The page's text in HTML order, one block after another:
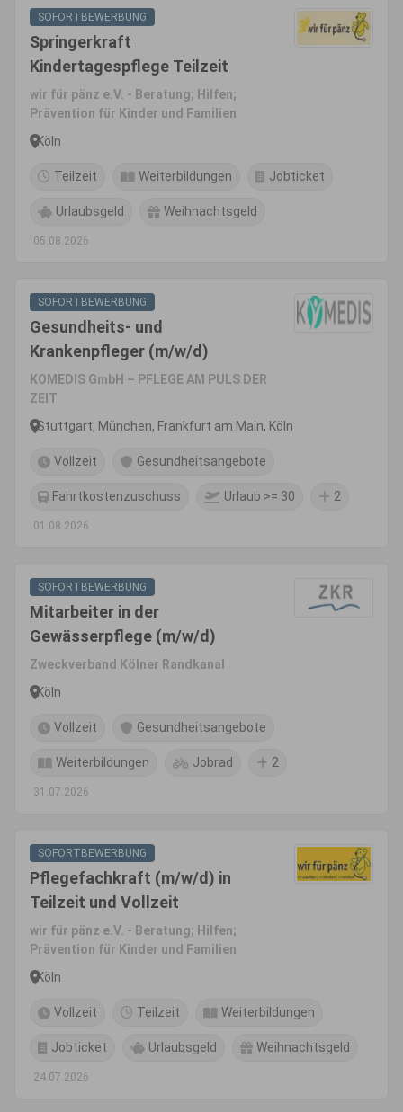
SOFORTBEWERBUNG
Springerkraft
Kindertagespflege Teilzeit
wir für pänz e.V. - Beratung; Hilfen;
Prävention für Kinder und Familien
Köln
Teilzeit Weiterbildungen Jobticket
Urlaubsgeld Weihnachtsgeld
05.08.2026
SOFORTBEWERBUNG
Gesundheits- und
Krankenpfleger (m/w/d)
KOMEDIS GmbH – PFLEGE AM PULS DER
ZEIT
Stuttgart, München, Frankfurt am Main, Köln
Vollzeit Gesundheitsangebote
Fahrtkostenzuschuss Urlaub >= 30 2
01.08.2026
SOFORTBEWERBUNG
Mitarbeiter in der
Gewässerpflege (m/w/d)
Zweckverband Kölner Randkanal
Köln
Vollzeit Gesundheitsangebote
Weiterbildungen Jobrad 2
31.07.2026
SOFORTBEWERBUNG
Pflegefachkraft (m/w/d) in
Teilzeit und Vollzeit
wir für pänz e.V. - Beratung; Hilfen;
Prävention für Kinder und Familien
Köln
Vollzeit Teilzeit Weiterbildungen
Jobticket Urlaubsgeld Weihnachtsgeld
24.07.2026